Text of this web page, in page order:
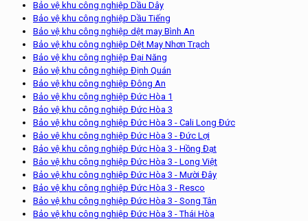
Bảo vệ khu công nghiệp Dầu Dây
Bảo vệ khu công nghiệp Dầu Tiếng
Bảo vệ khu công nghiệp dệt may Bình An
Bảo vệ khu công nghiệp Dệt May Nhơn Trạch
Bảo vệ khu công nghiệp Đại Năng
Bảo vệ khu công nghiệp Định Quán
Bảo vệ khu công nghiệp Đông An
Bảo vệ khu công nghiệp Đức Hòa 1
Bảo vệ khu công nghiệp Đức Hòa 3
Bảo vệ khu công nghiệp Đức Hòa 3 - Cali Long Đức
Bảo vệ khu công nghiệp Đức Hòa 3 - Đức Lợi
Bảo vệ khu công nghiệp Đức Hòa 3 - Hồng Đạt
Bảo vệ khu công nghiệp Đức Hòa 3 - Long Việt
Bảo vệ khu công nghiệp Đức Hòa 3 - Mười Đây
Bảo vệ khu công nghiệp Đức Hòa 3 - Resco
Bảo vệ khu công nghiệp Đức Hòa 3 - Song Tân
Bảo vệ khu công nghiệp Đức Hòa 3 - Thái Hòa